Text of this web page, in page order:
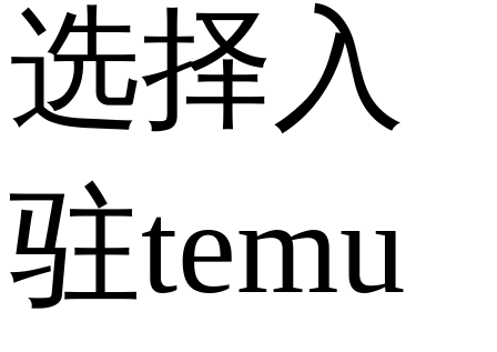
选择入
驻temu